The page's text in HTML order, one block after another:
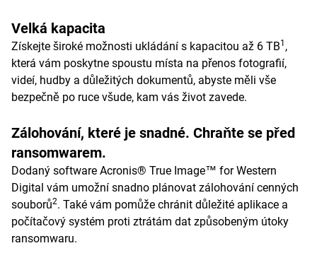
Velká kapacita
Získejte široké možnosti ukládání s kapacitou až 6 TB1 ,
která vám poskytne spoustu místa na přenos fotografií,
videí, hudby a důležitých dokumentů, abyste měli vše
bezpečně po ruce všude, kam vás život zavede.
Zálohování, které je snadné. Chraňte se před
ransomwarem.
Dodaný software Acronis® True Image™ for Western
Digital vám umožní snadno plánovat zálohování cenných
souborů2. Také vám pomůže chránit důležité aplikace a
počítačový systém proti ztrátám dat způsobeným útoky
ransomwaru.